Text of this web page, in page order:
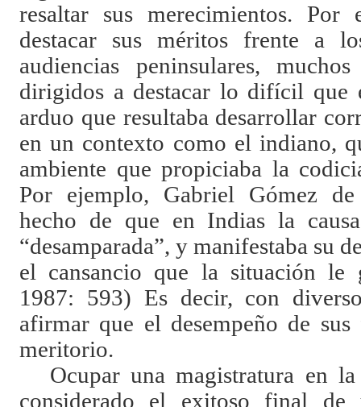
resaltar sus merecimientos.
destacar sus méritos frente a
audiencias peninsulares,
dirigidos a destacar lo difícil
arduo que resultaba desarrollar
en un contexto como el indiano,
ambiente que propiciaba la
Por ejemplo, Gabriel Gómez
hecho de que en Indias la
“desamparada”, y manifestaba su
el cansancio que la situación le
1987: 593) Es decir, con
afirmar que el desempeño de sus
meritorio.
Ocupar una magistratura en
considerado el exitoso final